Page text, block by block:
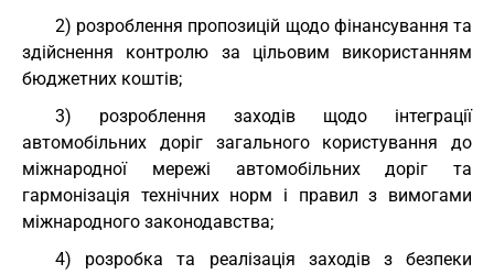
2) розроблення пропозицій щодо фінансування та
здійснення контролю за цільовим використанням
бюджетних коштів;
3) розроблення заходів щодо інтеграції
автомобільних доріг загального користування до
міжнародної мережі автомобільних доріг та
гармонізація технічних норм і правил з вимогами
міжнародного законодавства;
4) розробка та реалізація заходів з безпеки